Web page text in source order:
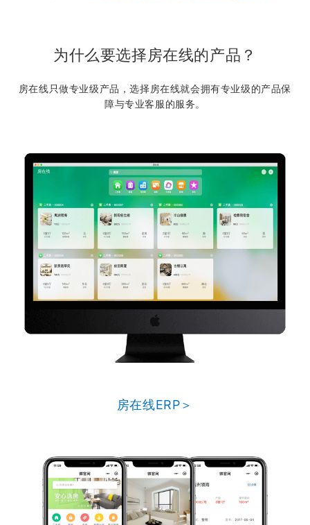
为什么要选择房在线的产品？
房在线只做专业级产品，选择房在线就会拥有专业级的产品保
障与专业客服的服务。
房在线ERP＞